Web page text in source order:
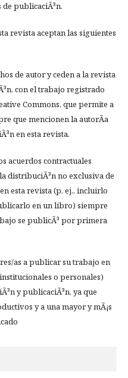
de publicaciÃ³n.
revista aceptan las siguientes
de autor y ceden a la revista
con el trabajo registrado
Commons, que permite a
que mencionen la autorÃ­a
en esta revista.
acuerdos contractuales
distribuciÃ³n no exclusiva de
esta revista (p. ej., incluirlo
en un libro) siempre
se publicÃ³ por primera
as a publicar su trabajo en
o personales)
y publicaciÃ³n, ya que
y a una mayor y mÃ¡s